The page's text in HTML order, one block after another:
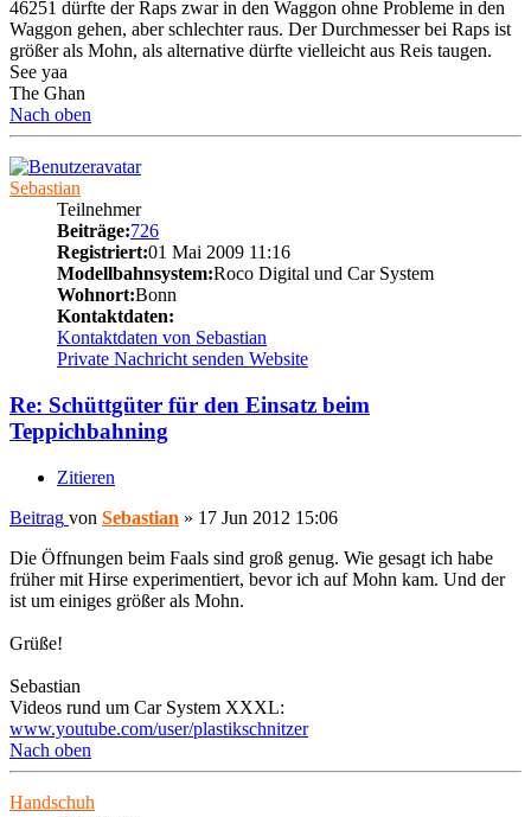
46251 dürfte der Raps zwar in den Waggon ohne Probleme in den
Waggon gehen, aber schlechter raus. Der Durchmesser bei Raps ist
größer als Mohn, als alternative dürfte vielleicht aus Reis taugen.
See yaa
The Ghan
Nach oben
Sebastian
Teilnehmer
Beiträge:726
Registriert:01 Mai 2009 11:16
Modellbahnsystem:Roco Digital und Car System
Wohnort:Bonn
Kontaktdaten:
Kontaktdaten von Sebastian
Private Nachricht senden Website
Re: Schüttgüter für den Einsatz beim
Teppichbahning
Zitieren
Beitrag von Sebastian » 17 Jun 2012 15:06
Die Öffnungen beim Faals sind groß genug. Wie gesagt ich habe
früher mit Hirse experimentiert, bevor ich auf Mohn kam. Und der
ist um einiges größer als Mohn.
Grüße!
Sebastian
Videos rund um Car System XXXL:
www.youtube.com/user/plastikschnitzer
Nach oben
Handschuh